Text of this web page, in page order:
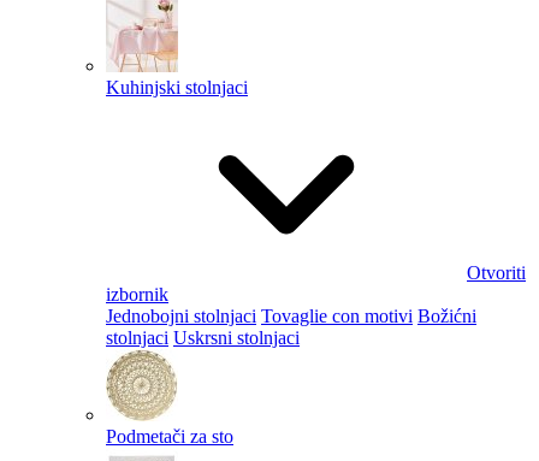
Kuhinjski stolnjaci
Otvoriti
izbornik
Jednobojni stolnjaci Tovaglie con motivi Božićni
stolnjaci Uskrsni stolnjaci
Podmetači za sto